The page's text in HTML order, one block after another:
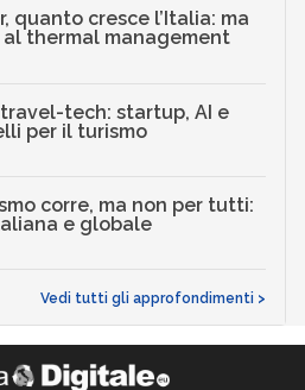
quanto cresce l’Italia: ma
thermal management
tech: startup, AI e
per il turismo
corre, ma non per tutti:
e globale
Vedi tutti gli approfondimenti >